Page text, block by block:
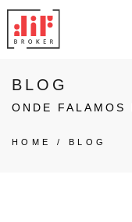
BLOG
ONDE FALAMOS
HOME / BLOG